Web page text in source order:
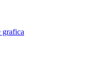
grafica